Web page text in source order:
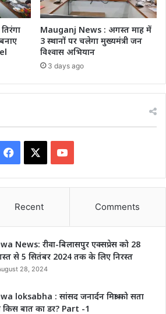
Mauganj News : अगस्त माह में
3 स्थानों पर चलेगा मुख्यमंत्री जन
विश्वास अभियान
3 days ago
Facebook YouTube
Recent Comments
News: रीवा-बिलासपुर एक्सप्रेस को 28
से 5 सितंबर 2024 तक के लिए निरस्त
28, 2024
loksabha : सांसद जनार्दन मिश्रा को सता
किस बात का डर? Part -1